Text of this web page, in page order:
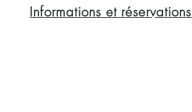
Informations et réservations